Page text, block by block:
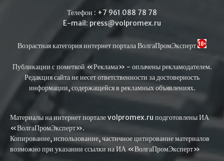
Телефон : +7 961 088 78 78
E-mail: press@volpromex.ru
Возрастная категория интернет портала ВолгаПромЭксперт
Публикации с пометкой «Реклама» - оплачены рекламодателем.
Редакция сайта не несет ответственности за достоверность
информации, содержащейся в рекламных объявлениях.
Материалы на интернет портале volpromex.ru подготовлены ИА
«ВолгаПромЭксперт».
Копирование, использование, частичное цитирование материалов
возможно при указании ссылки на ИА «ВолгаПромЭксперт»